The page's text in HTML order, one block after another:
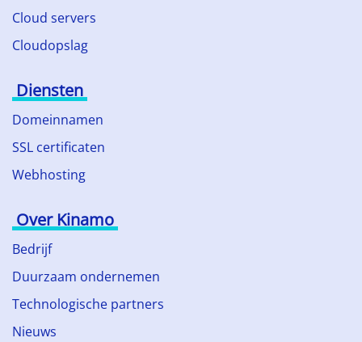
Cloud servers
Cloudopslag
Diensten
Domeinnamen
SSL certificaten
Webhosting
Over Kinamo
Bedrijf
Duurzaam ondernemen
Technologische partners
Nieuws